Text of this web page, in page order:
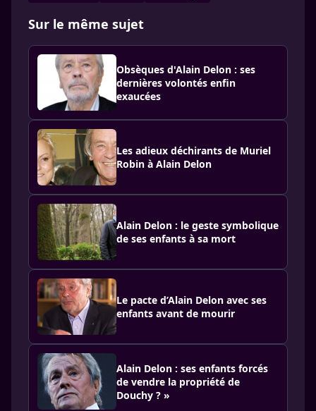
Sur le même sujet
Obsèques d'Alain Delon : ses
dernières volontés enfin
exaucées
Les adieux déchirants de Muriel
Robin à Alain Delon
Alain Delon : le geste symbolique
de ses enfants à sa mort
Le pacte d’Alain Delon avec ses
enfants avant de mourir
Alain Delon : ses enfants forcés
de vendre la propriété de
Douchy ? »